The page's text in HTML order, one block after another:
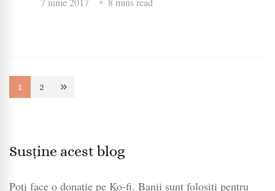
Paginație
Page
1 Page
2
Susține acest blog
Poți face o donație pe Ko-fi. Banii sunt folosiți pentru